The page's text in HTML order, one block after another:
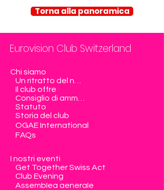
Torna alla panoramica
Eurovision Club Switzerland
Chi siamo
Il club offre
Statuto
Storia del club
OGAE International
FAQs
I nostri eventi
Get Together Swiss Act
Club Evening
Assemblea generale